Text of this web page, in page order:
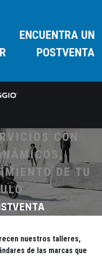
ENCUENTRA UN
POSTVENTA
CON
DE TU
nuestros talleres,
de las marcas que